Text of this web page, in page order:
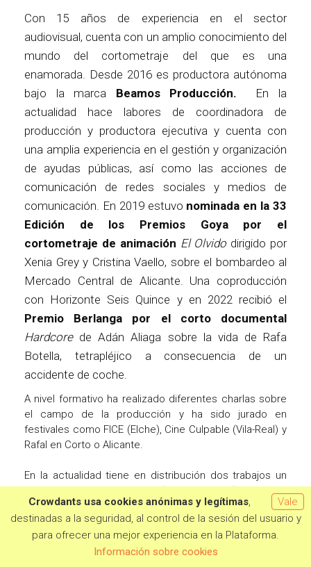
Quiero aportar
Con 15 años de experiencia en el sector
audiovisual, cuenta con un amplio conocimiento del
mundo del cortometraje del que es una
enamorada. Desde 2016 es productora autónoma
bajo la marca Beamos Producción. En la
actualidad hace labores de coordinadora de
producción y productora ejecutiva y cuenta con
una amplia experiencia en el gestión y organización
de ayudas públicas, así como las acciones de
comunicación de redes sociales y medios de
comunicación. En 2019 estuvo nominada en la 33
Edición de los Premios Goya por el
cortometraje de animación El Olvido dirigido por
Xenia Grey y Cristina Vaello, sobre el bombardeo al
Mercado Central de Alicante. Una coproducción
con Horizonte Seis Quince y en 2022 recibió el
Premio Berlanga por el corto documental
Hardcorede Adán Aliaga sobre la vida de Rafa
Botella, tetrapléjico a consecuencia de un
accidente de coche.
A nivel formativo ha realizado diferentes charlas sobre
el campo de la producción y ha sido jurado en
festivales como FICE (Elche), Cine Culpable (Vila-Real) y
Rafal en Corto o Alicante.
En la actualidad tiene en distribución dos trabajos un
cortometraje de ficción,Los besos que perdíde Marcos
Chanca que distribuyeSelected FilmsyMortelli, un cas
perdutun nuevo corto de animación dirigido por Ben
Fernández y que forma parte del catálogo deCurts Vol
Vale
Crowdants usa cookies anónimas y legítimas,
destinadas a la seguridad, al control de la sesión del usuario y
para ofrecer una mejor experiencia en la Plataforma.
Información sobre cookies